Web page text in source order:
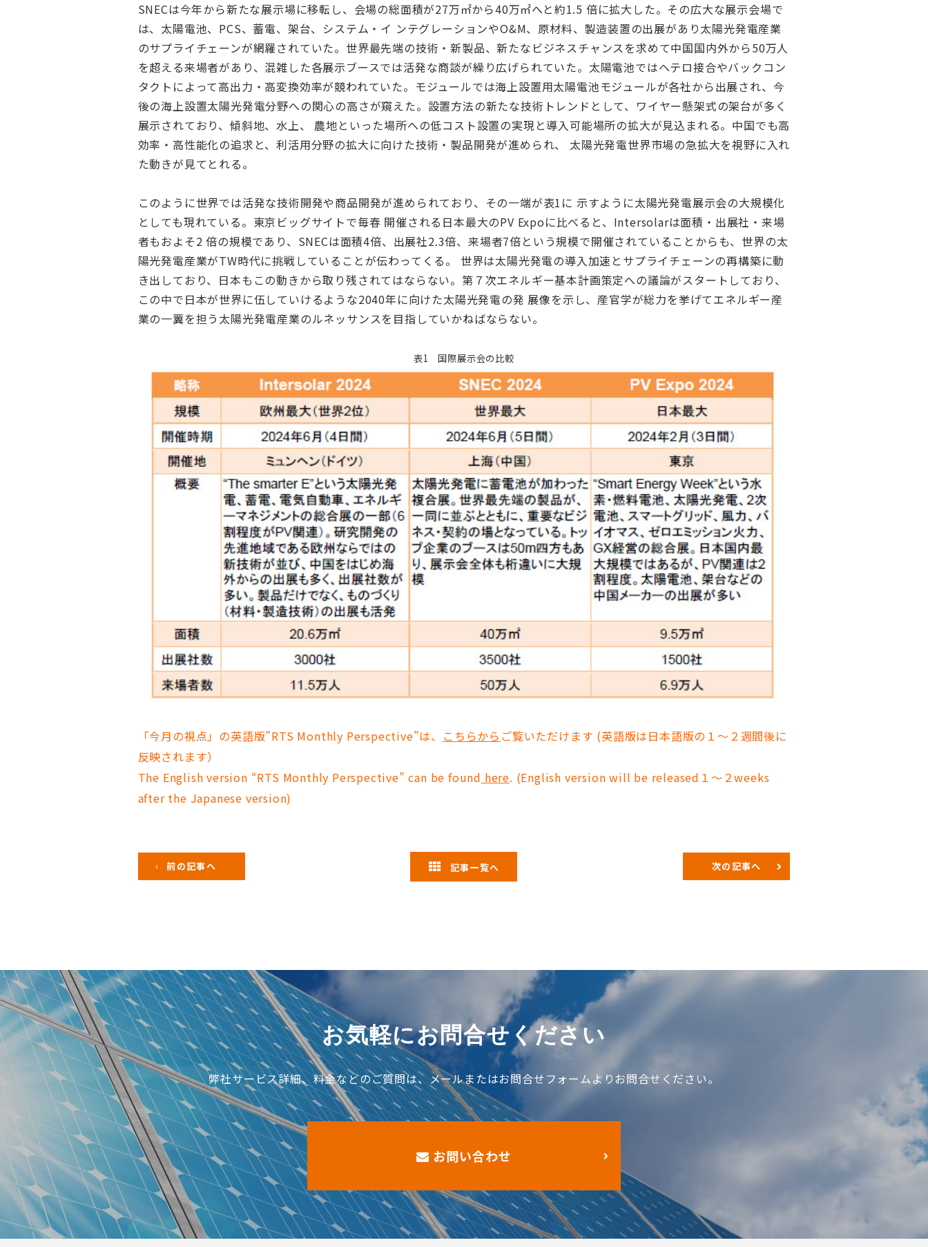
SNECは今年から新たな展示場に移転し、会場の総面積が27万㎡から40万㎡へと約1.5 倍に拡大した。その広大な展示会場で
は、太陽電池、PCS、蓄電、架台、システム・イ ンテグレーションやO&M、原材料、製造装置の出展があり太陽光発電産業
のサプライチェーンが網羅されていた。世界最先端の技術・新製品、新たなビジネスチャンスを求めて中国国内外から50万人
を超える来場者があり、混雑した各展示ブースでは活発な商談が繰り広げられていた。太陽電池ではヘテロ接合やバックコン
タクトによって高出力・高変換効率が競われていた。モジュールでは海上設置用太陽電池モジュールが各社から出展され、今
後の海上設置太陽光発電分野への関心の高さが窺えた。設置方法の新たな技術トレンドとして、ワイヤー懸架式の架台が多く
展示されており、傾斜地、水上、 農地といった場所への低コスト設置の実現と導入可能場所の拡大が見込まれる。中国でも高
効率・高性能化の追求と、利活用分野の拡大に向けた技術・製品開発が進められ、 太陽光発電世界市場の急拡大を視野に入れ
た動きが見てとれる。
このように世界では活発な技術開発や商品開発が進められており、その一端が表1に 示すように太陽光発電展示会の大規模化
としても現れている。東京ビッグサイトで毎春 開催される日本最大のPV Expoに比べると、Intersolarは面積・出展社・来場
者もおよそ2 倍の規模であり、SNECは面積4倍、出展社2.3倍、来場者7倍という規模で開催されていることからも、世界の太
陽光発電産業がTW時代に挑戦していることが伝わってくる。 世界は太陽光発電の導入加速とサプライチェーンの再構築に動
き出しており、日本もこの動きから取り残されてはならない。第７次エネルギー基本計画策定への議論がスタートしており、
この中で日本が世界に伍していけるような2040年に向けた太陽光発電の発 展像を示し、産官学が総力を挙げてエネルギー産
業の一翼を担う太陽光発電産業のルネッサンスを目指していかねばならない。
表1 国際展示会の比較
「今月の視点」の英語版”RTS Monthly Perspective”は、 こちらから ご覧いただけます (英語版は日本語版の１～２週間後に
反映されます）
The English version “RTS Monthly Perspective” can be found here. (English version will be released１～２weeks
after the Japanese version)
前の記事へ 記事一覧へ 次の記事へ
お気軽にお問合せください
弊社サービス詳細、料金などのご質問は、メールまたはお問合せフォームよりお問合せください。
お問い合わせ